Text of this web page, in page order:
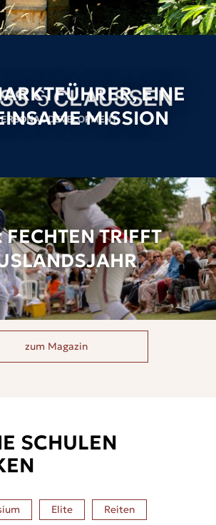
EINE
MISSION
FECHTEN TRIFFT
zum Magazin
SCHULEN
Elite Reiten